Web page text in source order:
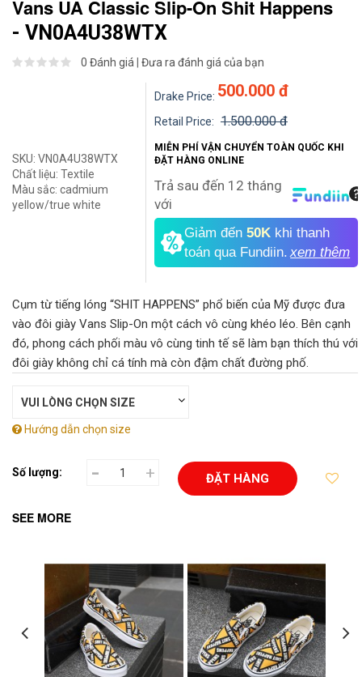
Vans UA Classic Slip-On Shit Happens
- VN0A4U38WTX
0 Đánh giá Đưa ra đánh giá của bạn
SKU: VN0A4U38WTX
Chất liệu: Textile
Màu sắc: cadmium
yellow/true white
Drake Price: 500.000 đ
Retail Price: 1.500.000 đ
MIỄN PHÍ VẬN CHUYỂN TOÀN QUỐC KHI
ĐẶT HÀNG ONLINE
Trả sau đến 12 tháng
với
Giảm đến 50K khi thanh
toán qua Fundiin. xem thêm
Cụm từ tiếng lóng “SHIT HAPPENS” phổ biến của Mỹ được đưa
vào đôi giày Vans Slip-On một cách vô cùng khéo léo. Bên cạnh
đó, phong cách phối màu vô cùng tinh tế sẽ làm bạn thích thú với
đôi giày không chỉ cá tính mà còn đậm chất đường phố.
Hướng dẫn chọn size
Số lượng: - + ĐẶT HÀNG
SEE MORE